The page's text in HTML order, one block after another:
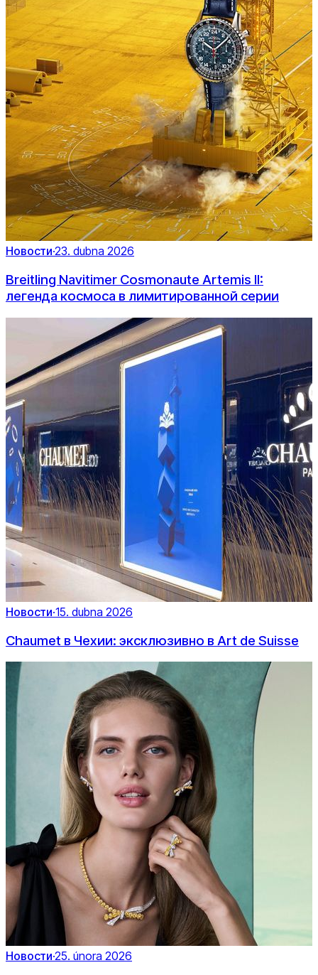
Новости·23. dubna 2026
Breitling Navitimer Cosmonaute Artemis II:
легенда космоса в лимитированной серии
Новости·15. dubna 2026
Chaumet в Чехии: эксклюзивно в Art de Suisse
Новости·25. února 2026